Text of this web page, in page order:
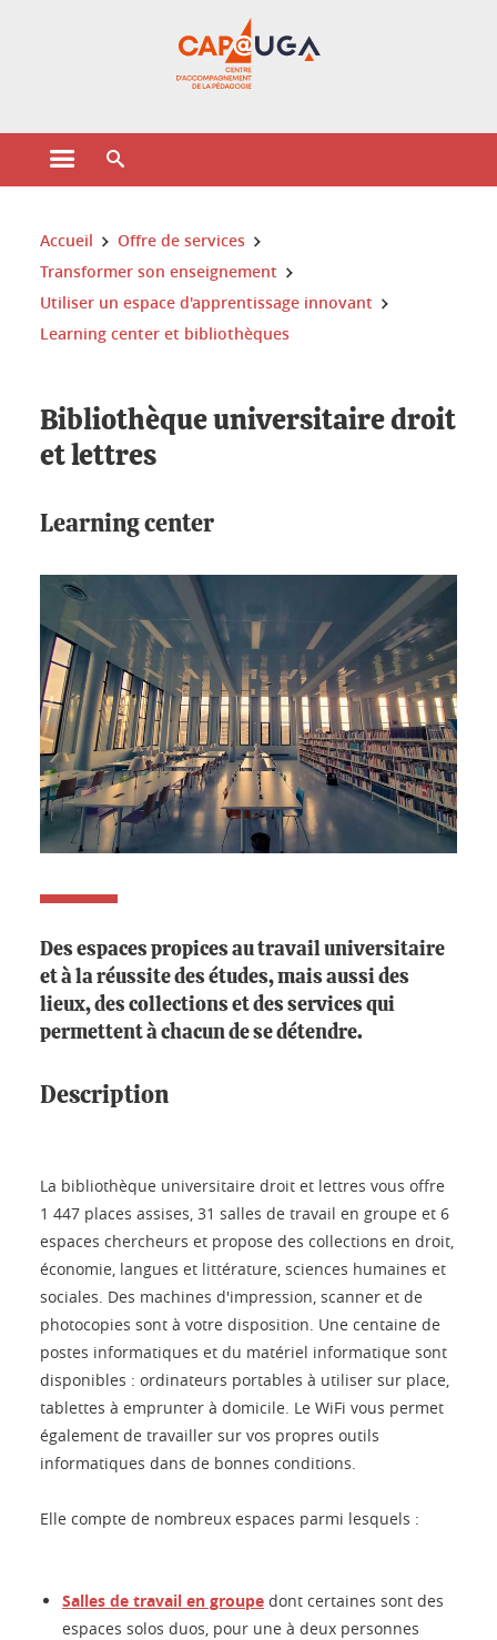
Ouvrir le menu principal
Vous êtes ici :
Accueil
Offre de services
Transformer son enseignement
Utiliser un espace d'apprentissage innovant
Learning center et bibliothèques
Bibliothèque universitaire droit
et lettres
Learning center
Des espaces propices au travail universitaire
et à la réussite des études, mais aussi des
lieux, des collections et des services qui
permettent à chacun de se détendre.
Description
La bibliothèque universitaire droit et lettres vous offre
1 447 places assises, 31 salles de travail en groupe et 6
espaces chercheurs et propose des collections en droit,
économie, langues et littérature, sciences humaines et
sociales. Des machines d'impression, scanner et de
photocopies sont à votre disposition. Une centaine de
postes informatiques et du matériel informatique sont
disponibles : ordinateurs portables à utiliser sur place,
tablettes à emprunter à domicile. Le WiFi vous permet
également de travailler sur vos propres outils
informatiques dans de bonnes conditions.
Elle compte de nombreux espaces parmi lesquels :
Salles de travail en groupe dont certaines sont des
espaces solos duos, pour une à deux personnes